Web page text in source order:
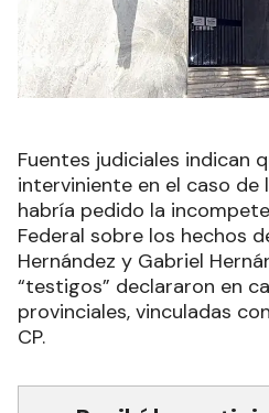
Fuentes judiciales indican
interviniente en el caso de
habría pedido la
Federal sobre los hechos
Hernández y Gabriel
“testigos” declararon en
provinciales, vinculadas
CP.